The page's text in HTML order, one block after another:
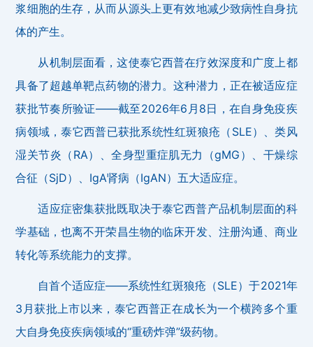
浆细胞的生存，从而从源头上更有效地减少致病性自身抗
体的产生。
从机制层面看，这使泰它西普在疗效深度和广度上都
具备了超越单靶点药物的潜力。这种潜力，正在被适应症
获批节奏所验证——截至2026年6月8日，在自身免疫疾
病领域，泰它西普已获批系统性红斑狼疮（SLE）、类风
湿关节炎（RA）、全身型重症肌无力（gMG）、干燥综
合征（SjD）、IgA肾病（IgAN）五大适应症。
适应症密集获批既取决于泰它西普产品机制层面的科
学基础，也离不开荣昌生物的临床开发、注册沟通、商业
转化等系统能力的支撑。
自首个适应症——系统性红斑狼疮（SLE）于2021年
3月获批上市以来，泰它西普正在成长为一个横跨多个重
大自身免疫疾病领域的“重磅炸弹”级药物。